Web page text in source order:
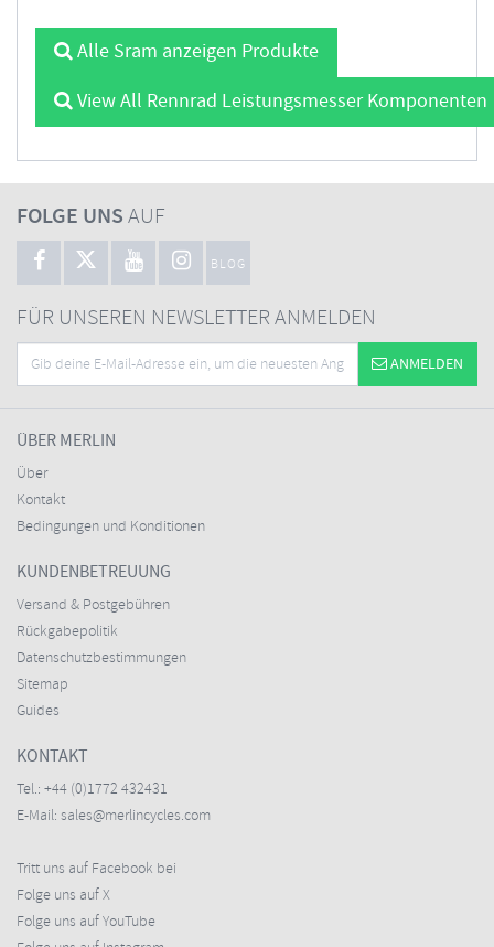
Alle Sram anzeigen Produkte
View All Rennrad Leistungsmesser Komponenten
FOLGE UNSAUF
BLOG
FÜR UNSEREN NEWSLETTER ANMELDEN
ANMELDEN
ÜBER MERLIN
Über
Kontakt
Bedingungen und Konditionen
KUNDENBETREUUNG
Versand & Postgebühren
Rückgabepolitik
Datenschutzbestimmungen
Sitemap
Guides
KONTAKT
Tel.: +44 (0)1772 432431
E-Mail: sales@merlincycles.com
Tritt uns auf Facebook bei
Folge uns auf X
Folge uns auf YouTube